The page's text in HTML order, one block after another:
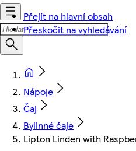
Přejít na hlavní obsah
Přeskočit na vyhledávání
Nápoje
Čaj
Bylinné čaje
Lipton Linden with